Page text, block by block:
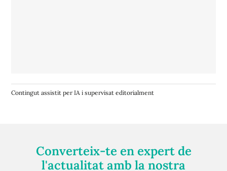
Contingut assistit per IA i supervisat editorialment
Converteix-te en expert de
l'actualitat amb la nostra